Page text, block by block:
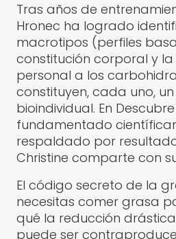
Tras años de
Hronec ha logrado
macrotipos (perfiles
constitución corporal y
personal a los
constituyen, cada uno,
bioindividual. En
fundamentado
respaldado por
Christine comparte con
El código secreto de la
necesitas comer grasa
qué la reducción
puede ser